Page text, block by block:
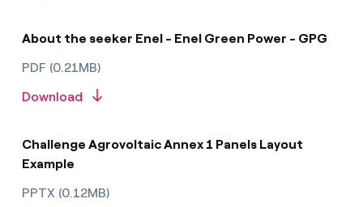
About the seeker Enel - Enel Green Power - GPG
PDF (0.21MB)
Download
Challenge Agrovoltaic Annex 1 Panels Layout
Example
PPTX (0.12MB)